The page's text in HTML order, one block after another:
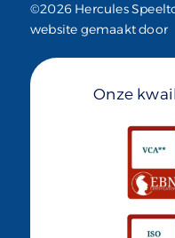
©2026 Hercules
website gemaakt door
Onze